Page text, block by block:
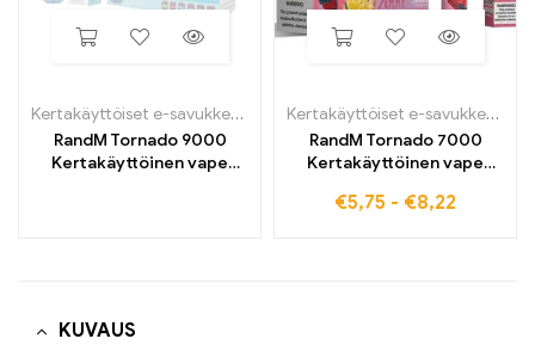
Kertakäyttöiset e-savukkeet
Kertakäyttöiset sähkösavukkeet
RandM Tornado 9000
Kertakäyttöinen vape
Kertakäyttöiset e-savukkeet
RandM Tornado 7000
Kertakäyttöinen vape
€5,75 - €8,22
KUVAUS